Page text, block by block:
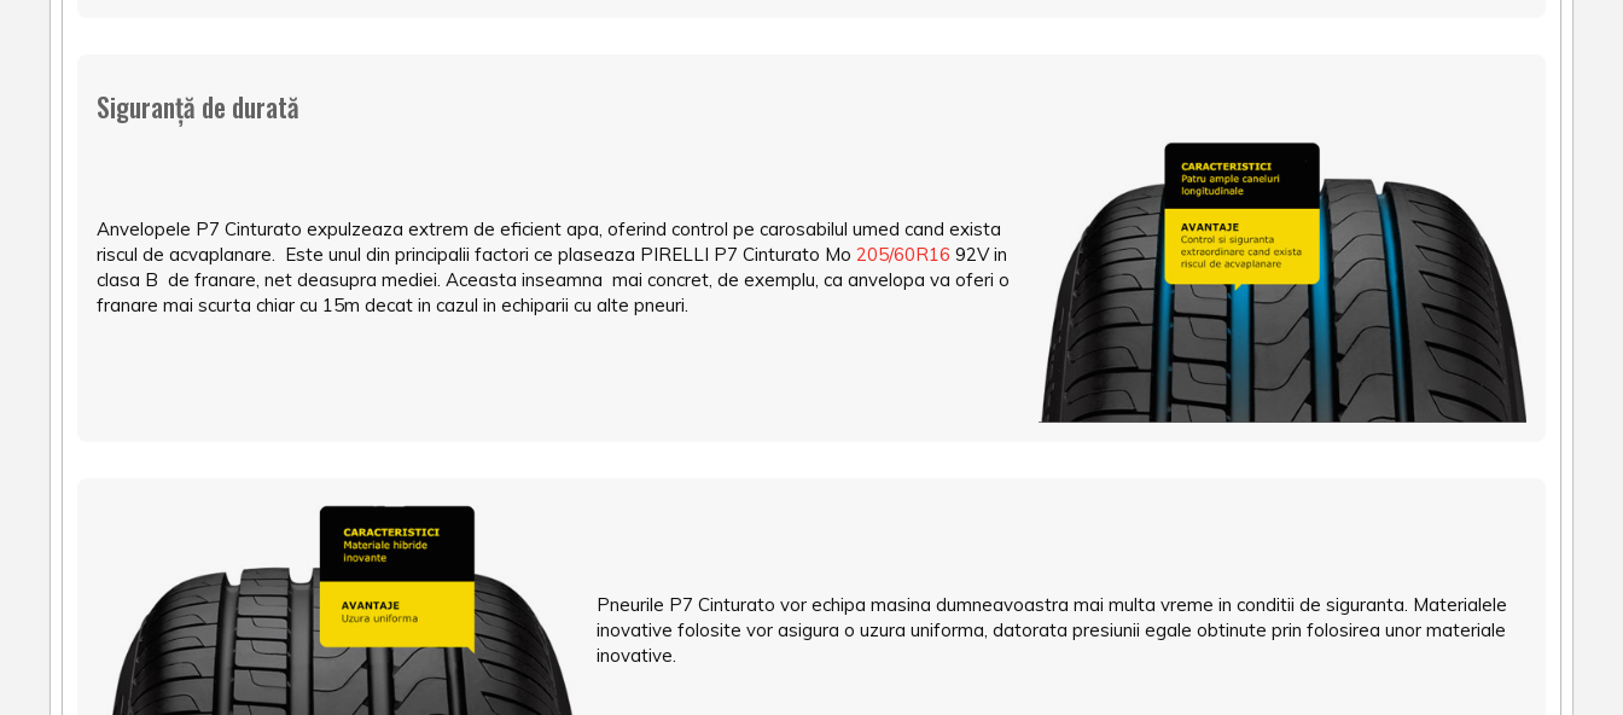
Siguranță de durată
Anvelopele P7 Cinturato expulzeaza extrem de eficient apa, oferind control pe carosabilul umed cand exista
riscul de acvaplanare. Este unul din principalii factori ce plaseaza PIRELLI P7 Cinturato Mo 205/60R16 92V in
clasa B de franare, net deasupra mediei. Aceasta inseamna mai concret, de exemplu, ca anvelopa va oferi o
franare mai scurta chiar cu 15m decat in cazul in echiparii cu alte pneuri.
Pneurile P7 Cinturato vor echipa masina dumneavoastra mai multa vreme in conditii de siguranta. Materialele
inovative folosite vor asigura o uzura uniforma, datorata presiunii egale obtinute prin folosirea unor materiale
inovative.